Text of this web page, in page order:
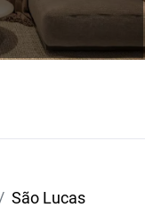
São Lucas